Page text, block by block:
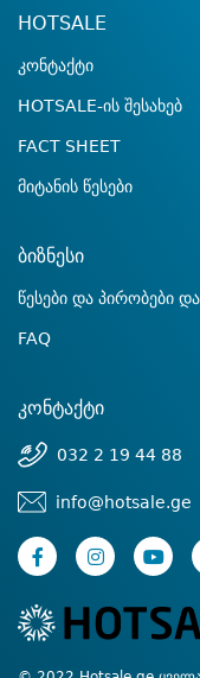
HOTSALE
კონტაქტი
HOTSALE-ის შესახებ
FACT SHEET
მიტანის წესები
ბიზნესი
წესები და პირობები
FAQ
კონტაქტი
032 2 19 44 88
info@hotsale.ge